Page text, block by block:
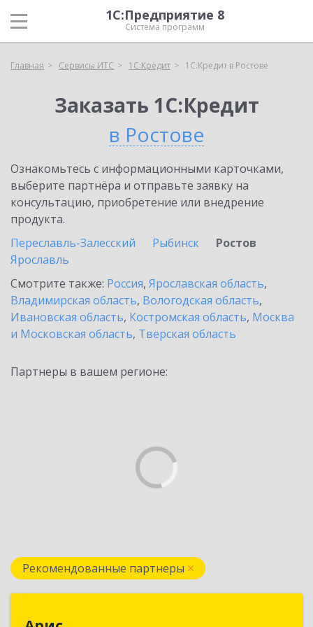
1С:Предприятие 8
Система программ
Главная Сервисы ИТС 1С:Кредит 1С:Кредит в Ростове
Заказать 1С:Кредит
в Ростове
Ознакомьтесь с информационными карточками,
выберите партнёра и отправьте заявку на
консультацию, приобретение или внедрение
продукта.
Переславль-Залесский
Рыбинск
Ростов
Ярославль
Смотрите также: Россия, Ярославская область,
Владимирская область, Вологодская область,
Ивановская область, Костромская область, Москва
и Московская область, Тверская область
Партнеры в вашем регионе:
Рекомендованные партнеры